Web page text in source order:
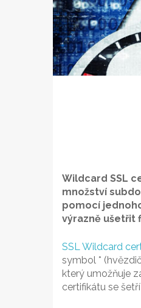
Wildcard SSL
množství
pomocí
výrazně ušetřit
SSL Wildcard
symbol *
který umožňuje
certifikátu se